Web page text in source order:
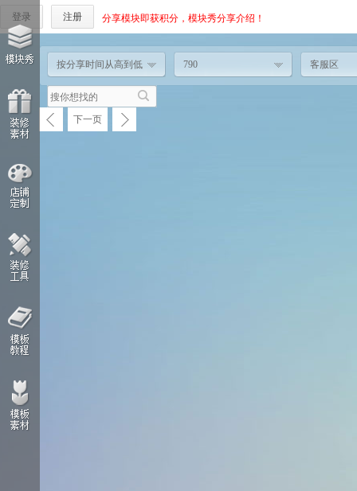
登录 注册 分享模块即获积分，模块秀分享介绍！
按分享时间从高到低 790 客服区
下一页